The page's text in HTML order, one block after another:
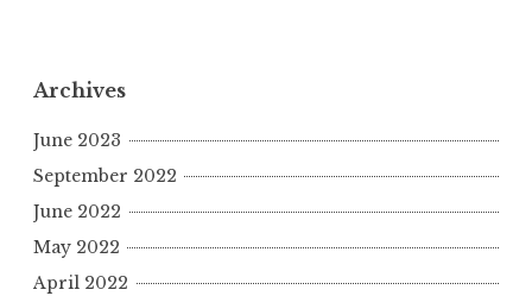
i
n
k
p
k
Archives
June 2023
September 2022
June 2022
May 2022
April 2022